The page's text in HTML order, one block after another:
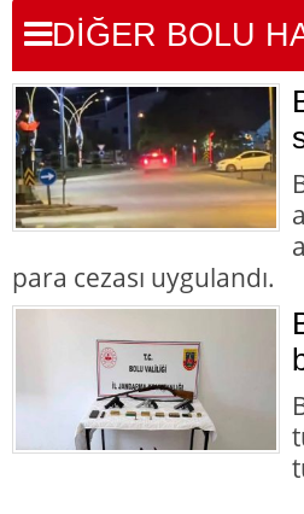
DİĞER BOLU
para cezası uygulandı.